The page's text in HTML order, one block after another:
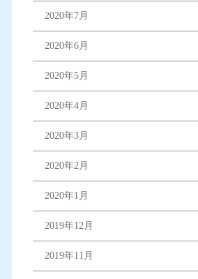
2020年7月
2020年6月
2020年5月
2020年4月
2020年3月
2020年2月
2020年1月
2019年12月
2019年11月